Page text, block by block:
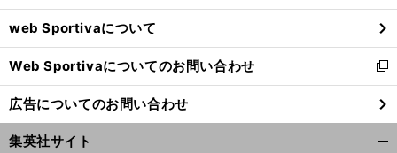
ウ
で
開
く
web Sportivaについて
Web Sportivaについてのお問い合わせ
新
し
い
ウ
ィ
広告についてのお問い合わせ
集英社サイト